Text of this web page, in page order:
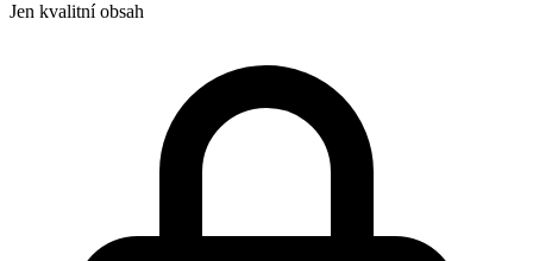
Jen kvalitní obsah